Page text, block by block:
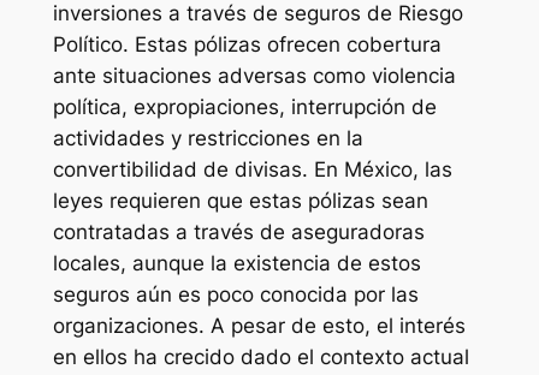
inversiones a través de seguros de Riesgo
Político. Estas pólizas ofrecen cobertura
ante situaciones adversas como violencia
política, expropiaciones, interrupción de
actividades y restricciones en la
convertibilidad de divisas. En México, las
leyes requieren que estas pólizas sean
contratadas a través de aseguradoras
locales, aunque la existencia de estos
seguros aún es poco conocida por las
organizaciones. A pesar de esto, el interés
en ellos ha crecido dado el contexto actual